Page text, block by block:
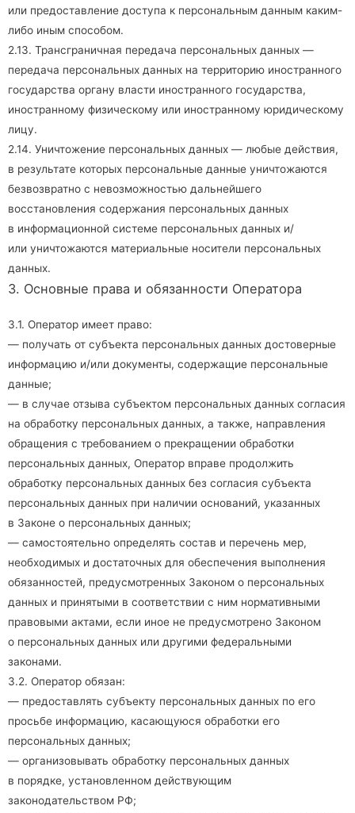
или предоставление доступа к персональным данным каким-
либо иным способом.
2.13. Трансграничная передача персональных данных —
передача персональных данных на территорию иностранного
государства органу власти иностранного государства,
иностранному физическому или иностранному юридическому
лицу.
2.14. Уничтожение персональных данных — любые действия,
в результате которых персональные данные уничтожаются
безвозвратно с невозможностью дальнейшего
восстановления содержания персональных данных
в информационной системе персональных данных и/
или уничтожаются материальные носители персональных
данных.
3. Основные права и обязанности Оператора
3.1. Оператор имеет право:
— получать от субъекта персональных данных достоверные
информацию и/или документы, содержащие персональные
данные;
— в случае отзыва субъектом персональных данных согласия
на обработку персональных данных, а также, направления
обращения с требованием о прекращении обработки
персональных данных, Оператор вправе продолжить
обработку персональных данных без согласия субъекта
персональных данных при наличии оснований, указанных
в Законе о персональных данных;
— самостоятельно определять состав и перечень мер,
необходимых и достаточных для обеспечения выполнения
обязанностей, предусмотренных Законом о персональных
данных и принятыми в соответствии с ним нормативными
правовыми актами, если иное не предусмотрено Законом
о персональных данных или другими федеральными
законами.
3.2. Оператор обязан:
— предоставлять субъекту персональных данных по его
просьбе информацию, касающуюся обработки его
персональных данных;
— организовывать обработку персональных данных
в порядке, установленном действующим
законодательством РФ;